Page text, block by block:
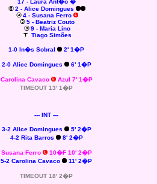
17 - Laura Ant�o �
2 - Alice Domingues
4 - Susana Ferro
5 - Beatriz Couto
9 - Maria Lino
Tiago Simões
1-0 In�s Sobral 2' 1�P
2-0 Alice Domingues 6' 1�P
Carolina Cavaco
Azul 7' 1�P
TIMEOUT 13' 1�P
--- INT ---
3-2 Alice Domingues
5' 2�P
4-2 Rita Barros
8' 2�P
Susana Ferro
10�F 10' 2�P
5-2 Carolina Cavaco
11' 2�P
TIMEOUT 18' 2�P